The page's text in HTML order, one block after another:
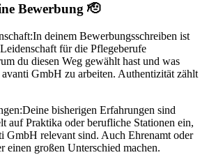
Bewerbung 🫡
In deinem Bewerbungsschreiben ist
für die Pflegeberufe
du diesen Weg gewählt hast und was
GmbH zu arbeiten. Authentizität zählt
Deine bisherigen Erfahrungen sind
auf Praktika oder berufliche Stationen ein,
GmbH relevant sind. Auch Ehrenamt oder
einen großen Unterschied machen.